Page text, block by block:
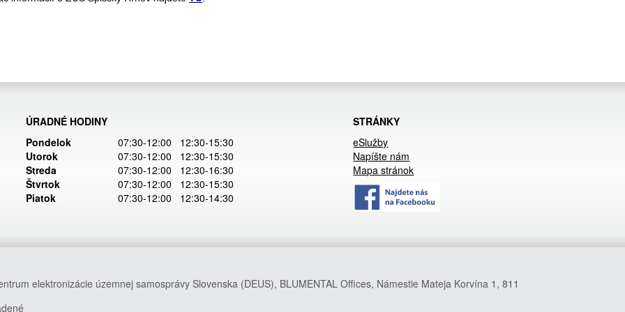
ÚRADNÉ HODINY
STRÁNKY
Pondelok
07:30-12:00 12:30-15:30
eSlužby
Utorok
07:30-12:00 12:30-15:30
Napíšte nám
Streda
07:30-12:00 12:30-16:30
Mapa stránok
Štvrtok
07:30-12:00 12:30-15:30
Piatok
07:30-12:00 12:30-14:30
elektronizácie územnej samosprávy Slovenska (DEUS), BLUMENTAL Offices, Námestie Mateja Korvína 1, 811